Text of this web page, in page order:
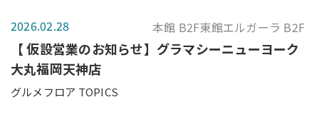
2026.02.28 本館 B2F東館エルガーラ B2F
【 仮設営業のお知らせ】グラマシーニューヨーク
大丸福岡天神店
グルメフロア TOPICS